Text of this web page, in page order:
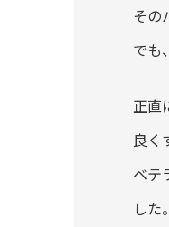
その
でも
正直
良く
ベテ
した。